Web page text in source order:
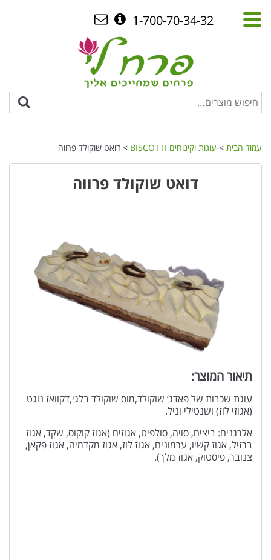
1-700-70-34-32
עמוד הבית > עוגות וקינוחים BISCOTTI > דואט שוקולד פרווה
דואט שוקולד פרווה
תיאור המוצר:
עוגת שכבות של פאדג’ שוקולד,מוס שוקולד בלגי,דקוואז נוגט
(אגוזי לוז) ושנטילי וניל.
אלרגנים: ביצים, סויה, סולפיט, אגוזים (אגוז קוקוס, שקד, אגוז
ברזיל, אגוז קשיו, ערמונים, אגוז לוז, אגוז מקדמיה, אגוז פקאן,
צנובר, פיסטוק, אגוז מלך).